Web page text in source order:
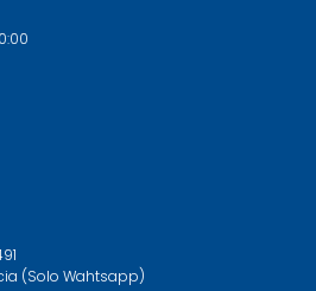
(Solo Wahtsapp)